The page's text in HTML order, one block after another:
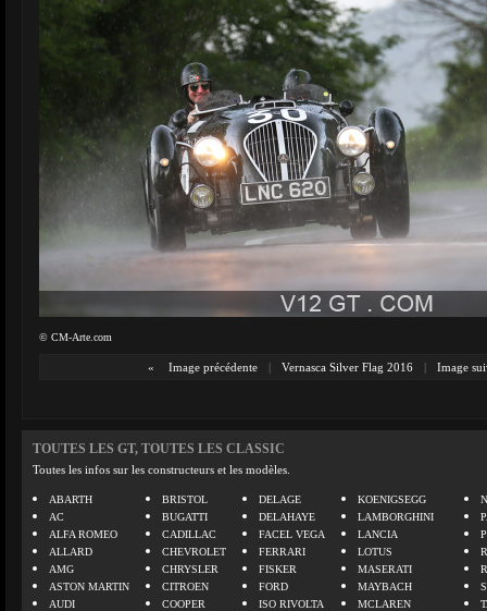
© CM-Arte.com
« Image précédente | Vernasca Silver Flag 2016 | Image
TOUTES LES GT, TOUTES LES CLASSIC
Toutes les infos sur les constructeurs et les modèles.
ABARTH
AC
ALFA ROMEO
ALLARD
AMG
ASTON MARTIN
AUDI
BRISTOL
BUGATTI
CADILLAC
CHEVROLET
CHRYSLER
CITROEN
COOPER
DELAGE
DELAHAYE
FACEL VEGA
FERRARI
FISKER
FORD
ISO RIVOLTA
KOENIGSEGG
LAMBORGHINI
LANCIA
LOTUS
MASERATI
MAYBACH
MCLAREN